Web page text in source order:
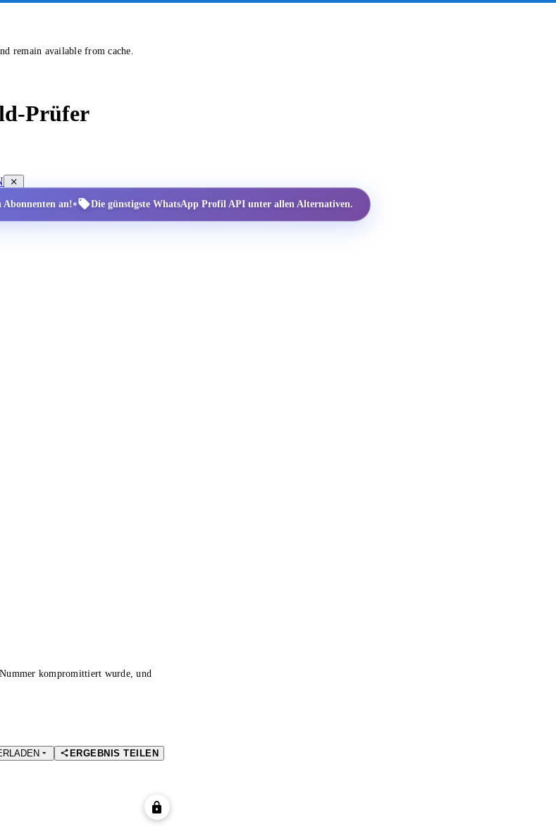
remain available from cache.
Prüfer
Abonnenten an!• Die günstigste WhatsApp Profil API unter allen Alternativen.
kompromittiert wurde, und
ERGEBNIS TEILEN